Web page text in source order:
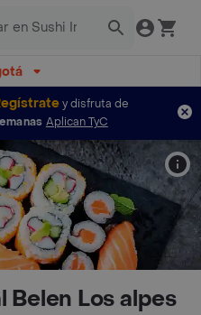
y disfruta de
Aplican TyC
Belen Los alpes